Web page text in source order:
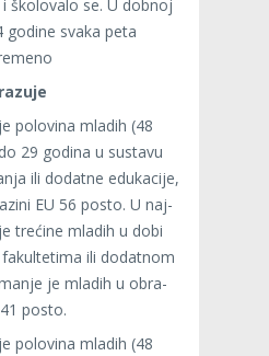
ško­lo­valo se. U dob­noj
godine svaka peta
polo­vina mla­dih (48
29 godina u sus­tavu
ili dodatne edu­ka­cije,
EU 56 posto. U naj­
tre­ćine mla­dih u dobi
ili dodat­nom
je mla­dih u obra­
posto.
polo­vina mla­dih (48